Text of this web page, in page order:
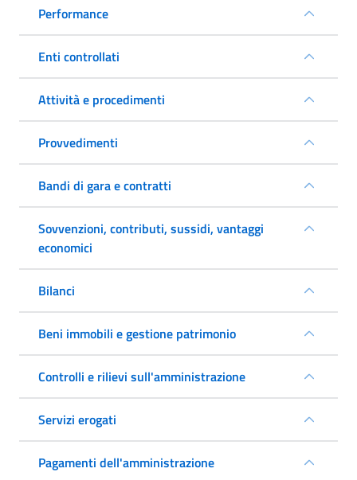
Performance
Enti controllati
Attività e procedimenti
Provvedimenti
Bandi di gara e contratti
Sovvenzioni, contributi, sussidi, vantaggi
economici
Bilanci
Beni immobili e gestione patrimonio
Controlli e rilievi sull'amministrazione
Servizi erogati
Pagamenti dell'amministrazione